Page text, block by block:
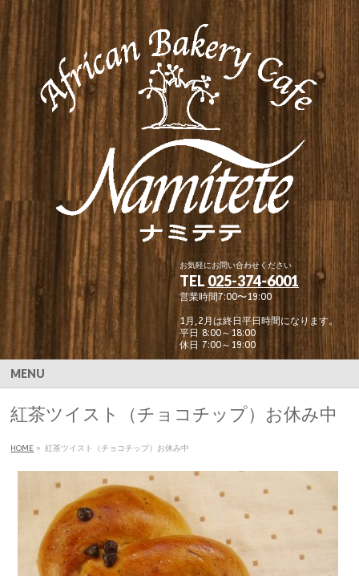
お気軽にお問い合わせください
TEL 025-374-6001
営業時間7:00〜19:00
1月,2月は終日平日時間になります。
平日 8:00～18:00
休日 7:00～19:00
MENU
紅茶ツイスト（チョコチップ）お休み中
HOME » 紅茶ツイスト（チョコチップ）お休み中